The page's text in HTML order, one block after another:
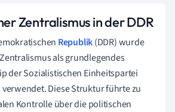
Zentralismus in der DDR
Republik(DDR) wurde
als grundlegendes
der Sozialistischen Einheitspartei
verwendet. Diese Struktur führte zu
Kontrolle über die politischen